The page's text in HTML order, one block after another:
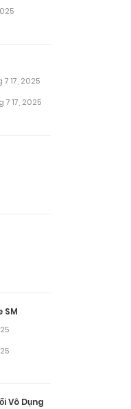
7 17, 2025
7 17, 2025
SM
Vô Dụng